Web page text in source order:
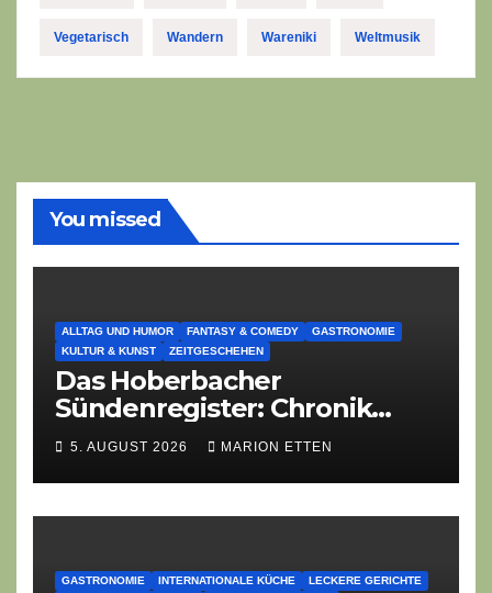
Vegetarisch Wandern Wareniki Weltmusik
You missed
ALLTAG UND HUMOR FANTASY & COMEDY
GASTRONOMIE
KULTUR & KUNST
ZEITGESCHEHEN
Das Hoberbacher
Sündenregister: Chronik
eines angekündigten
Dorffest-Debakels
5. AUGUST 2026 MARION ETTEN
GASTRONOMIE INTERNATIONALE KÜCHE
LECKERE GERICHTE